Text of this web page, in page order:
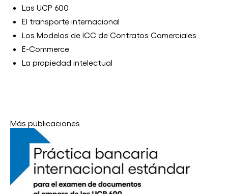
Las UCP 600
El transporte internacional
Los Modelos de ICC de Contratos Comerciales
E-Commerce
La propiedad intelectual
Más publicaciones